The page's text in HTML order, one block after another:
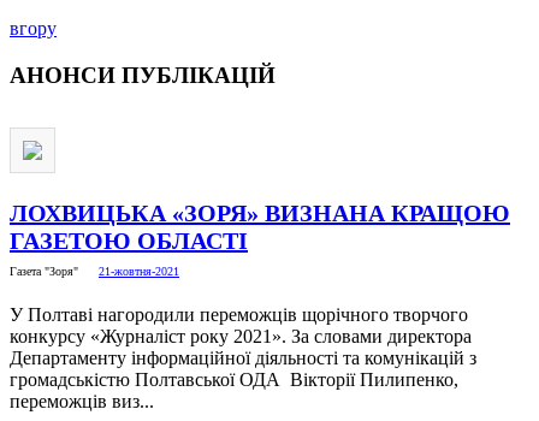
вгору
АНОНСИ ПУБЛІКАЦІЙ
ЛОХВИЦЬКА «ЗОРЯ» ВИЗНАНА КРАЩОЮ
ГАЗЕТОЮ ОБЛАСТІ
Газета "Зоря" 21-жовтня-2021
У Полтаві нагородили переможців щорічного творчого
конкурсу «Журналіст року 2021». За словами директора
Департаменту інформаційної діяльності та комунікацій з
громадськістю Полтавської ОДА Вікторії Пилипенко,
переможців виз...